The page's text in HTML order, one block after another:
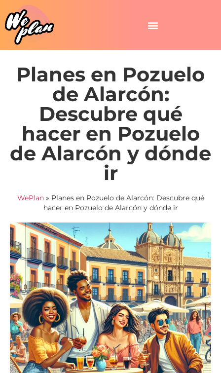
Planes en Pozuelo
de Alarcón:
Descubre qué
hacer en Pozuelo
de Alarcón y dónde
ir
WePlan» Planes en Pozuelo de Alarcón: Descubre qué
hacer en Pozuelo de Alarcón y dónde ir